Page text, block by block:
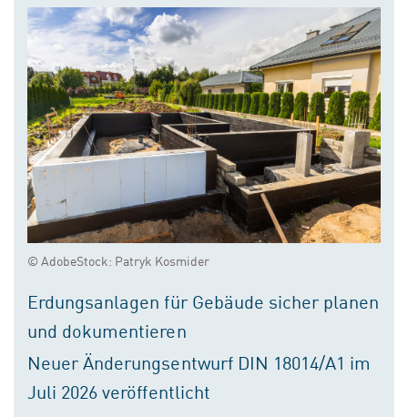
© AdobeStock: Patryk Kosmider
Erdungsanlagen für Gebäude sicher planen
und dokumentieren
Neuer Änderungsentwurf DIN 18014/A1 im
Juli 2026 veröffentlicht